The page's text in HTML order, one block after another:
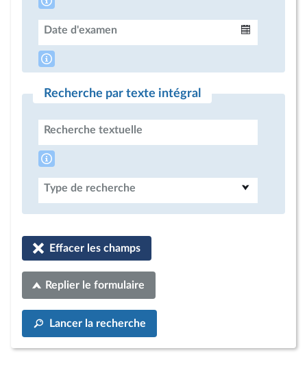
Date d'examen
Recherche par texte intégral
Recherche textuelle
Type de recherche
Effacer les champs
Replier le formulaire
Lancer la recherche